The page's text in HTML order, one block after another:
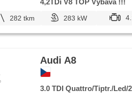
4,2TDi V8 TOP Výbava !!!
282 tkm 283 kW
Audi A8
3.0 TDI Quattro/Tiptr./Led/